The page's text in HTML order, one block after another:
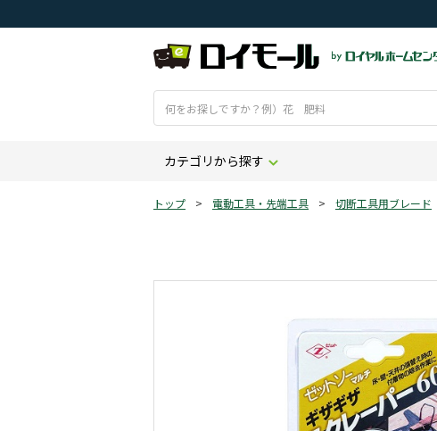
カテゴリから探す
トップ > 電動工具・先端工具 > 切断工具用ブレード